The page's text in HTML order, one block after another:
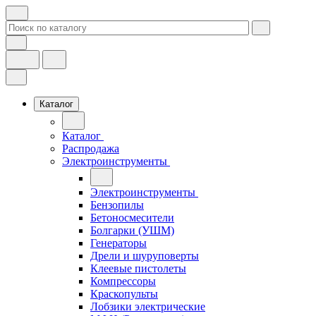
Каталог
Каталог
Распродажа
Электроинструменты
Электроинструменты
Бензопилы
Бетоносмесители
Болгарки (УШМ)
Генераторы
Дрели и шуруповерты
Клеевые пистолеты
Компрессоры
Краскопульты
Лобзики электрические